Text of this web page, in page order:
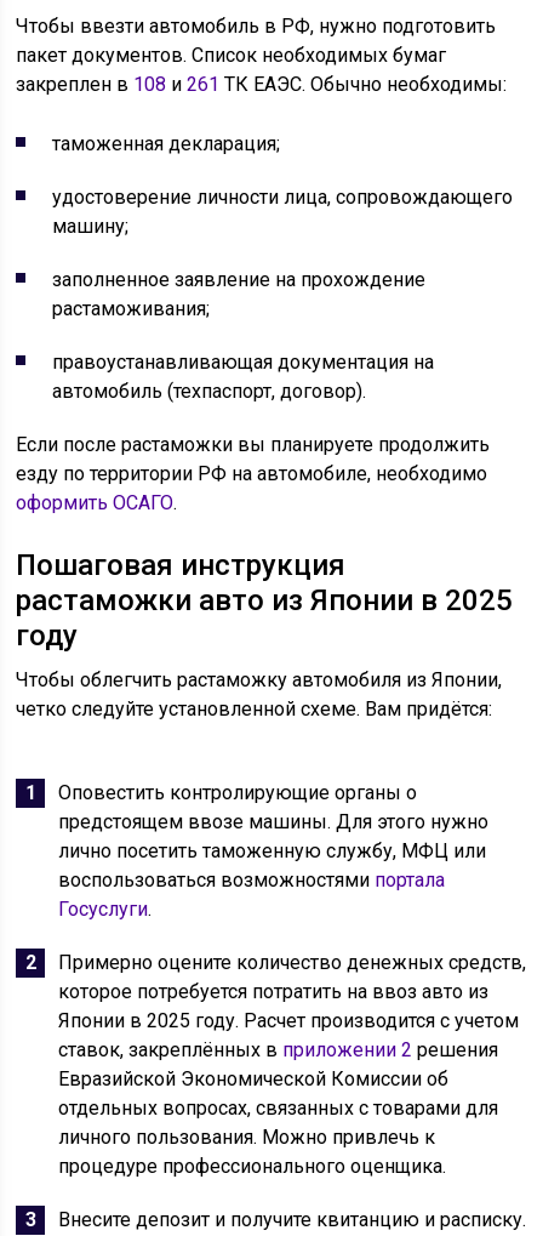
Чтобы ввезти автомобиль в РФ, нужно подготовить
пакет документов. Список необходимых бумаг
закреплен в 108 и261 ТК ЕАЭС. Обычно необходимы:
таможенная декларация;
удостоверение личности лица, сопровождающего
машину;
заполненное заявление на прохождение
растаможивания;
правоустанавливающая документация на
автомобиль (техпаспорт, договор).
Если после растаможки вы планируете продолжить
езду по территории РФ на автомобиле, необходимо
оформить ОСАГО.
Пошаговая инструкция
растаможки авто из Японии в 2025
году
Чтобы облегчить растаможку автомобиля из Японии,
четко следуйте установленной схеме. Вам придётся:
Оповестить контролирующие органы о
предстоящем ввозе машины. Для этого нужно
лично посетить таможенную службу, МФЦ или
воспользоваться возможностями портала
Госуслуги.
Примерно оцените количество денежных средств,
которое потребуется потратить на ввоз авто из
Японии в 2025 году. Расчет производится с учетом
ставок, закреплённых в приложении 2 решения
Евразийской Экономической Комиссии об
отдельных вопросах, связанных с товарами для
личного пользования. Можно привлечь к
процедуре профессионального оценщика.
Внесите депозит и получите квитанцию и расписку.